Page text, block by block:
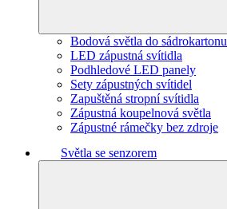
Bodová světla do sádrokartonu
LED zápustná svítidla
Podhledové LED panely
Sety zápustných svítidel
Zapuštěná stropní svítidla
Zápustná koupelnová světla
Zápustné rámečky bez zdroje
Světla se senzorem